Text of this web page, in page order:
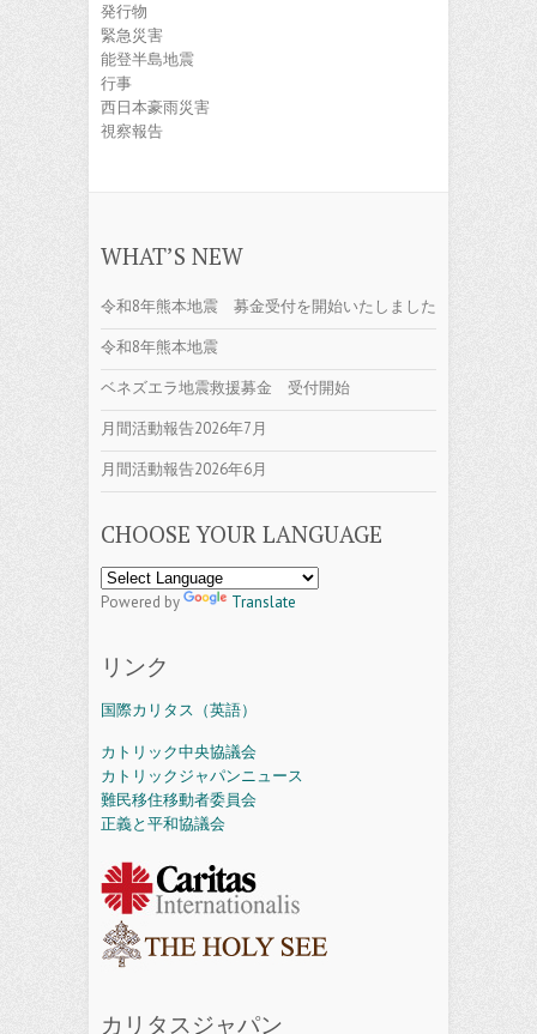
発行物
緊急災害
能登半島地震
行事
西日本豪雨災害
視察報告
WHAT’S NEW
令和8年熊本地震 募金受付を開始いたしました
令和8年熊本地震
ベネズエラ地震救援募金 受付開始
月間活動報告2026年7月
月間活動報告2026年6月
CHOOSE YOUR LANGUAGE
Powered by Translate
リンク
国際カリタス（英語）
カトリック中央協議会
カトリックジャパンニュース
難民移住移動者委員会
正義と平和協議会
カリタスジャパン